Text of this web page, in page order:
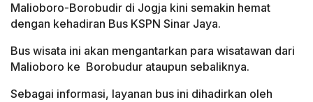
Malioboro-Borobudir di Jogja kini semakin hemat
dengan kehadiran Bus KSPN Sinar Jaya.
Bus wisata ini akan mengantarkan para wisatawan dari
Malioboro ke Borobudur ataupun sebaliknya.
Sebagai informasi, layanan bus ini dihadirkan oleh